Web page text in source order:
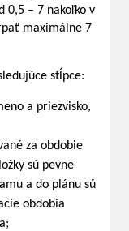
0,5 – 7 nakoľko v
maximálne 7
stĺpce:
a priezvisko,
za obdobie
sú pevne
a do plánu sú
obdobia